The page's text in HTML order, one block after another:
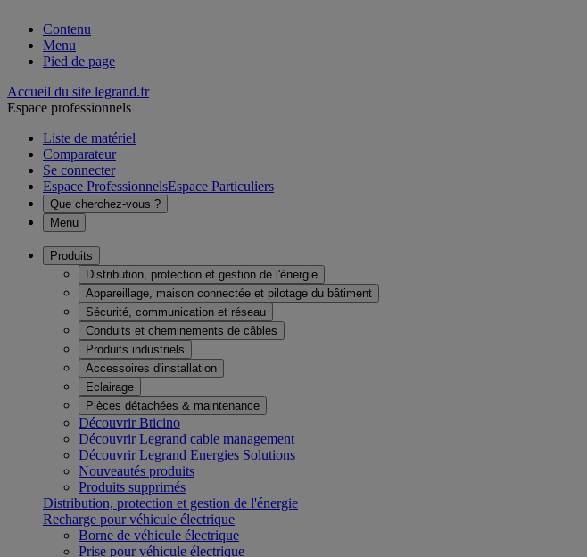
Contenu
Menu
Pied de page
Accueil du site legrand.fr
Espace professionnels
Liste de matériel
Comparateur
Se connecter
Espace ProfessionnelsEspace Particuliers
Que cherchez-vous ?
Menu
Produits
Distribution, protection et gestion de l'énergie
Appareillage, maison connectée et pilotage du bâtiment
Sécurité, communication et réseau
Conduits et cheminements de câbles
Produits industriels
Accessoires d'installation
Eclairage
Pièces détachées & maintenance
Découvrir Bticino
Découvrir Legrand cable management
Découvrir Legrand Energies Solutions
Nouveautés produits
Produits supprimés
Distribution, protection et gestion de l'énergie
Recharge pour véhicule électrique
Borne de véhicule électrique
Prise pour véhicule électrique